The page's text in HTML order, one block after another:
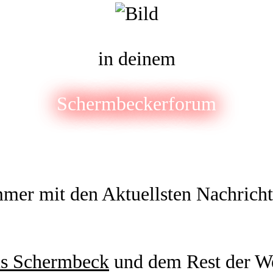
in deinem
Schermbeckerforum
mit den Aktuellsten
Schermbeck und dem Rest der